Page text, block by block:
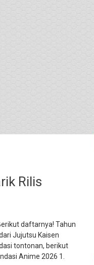
Rilis
daftarnya! Tahun
Jujutsu Kaisen
tontonan, berikut
Anime 2026 1.